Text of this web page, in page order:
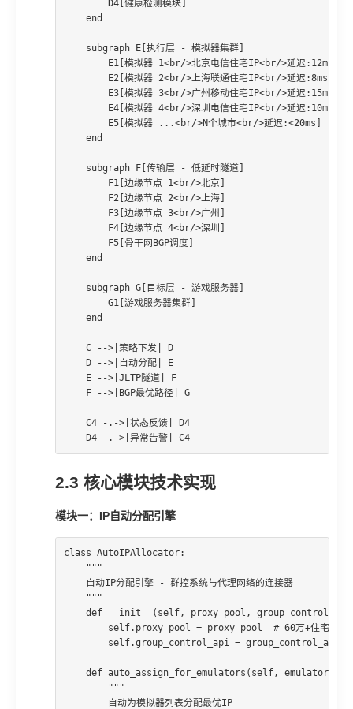
        D4[健康检测模块]
    end
    subgraph E[执行层 - 模拟器集群]
        E1[模拟器 1<br/>北京电信住宅IP<br/>延迟:12ms]
        E2[模拟器 2<br/>上海联通住宅IP<br/>延迟:8ms]
        E3[模拟器 3<br/>广州移动住宅IP<br/>延迟:15ms]
        E4[模拟器 4<br/>深圳电信住宅IP<br/>延迟:10ms]
        E5[模拟器 ...<br/>N个城市<br/>延迟:<20ms]
    end
    subgraph F[传输层 - 低延时隧道]
        F1[边缘节点 1<br/>北京]
        F2[边缘节点 2<br/>上海]
        F3[边缘节点 3<br/>广州]
        F4[边缘节点 4<br/>深圳]
        F5[骨干网BGP调度]
    end
    subgraph G[目标层 - 游戏服务器]
        G1[游戏服务器集群]
    end
    C -->|策略下发| D
    D -->|自动分配| E
    E -->|JLTP隧道| F
    F -->|BGP最优路径| G
    C4 -.->|状态反馈| D4
    D4 -.->|异常告警| C4
2.3 核心模块技术实现
模块一：IP自动分配引擎
class AutoIPAllocator:
    """
    自动IP分配引擎 - 群控系统与代理网络的连接器
    """
def __init__(self, proxy_pool,
        self.proxy_pool = proxy_pool  # 60万+住宅IP池
self.group_control_api = group_control_api
def auto_assign_for_emulators(self,
        """
        自动为模拟器列表分配最优IP